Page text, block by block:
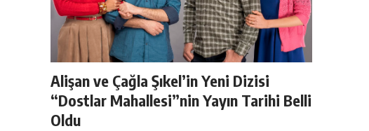
Alişan ve Çağla Şıkel’in Yeni Dizisi
“Dostlar Mahallesi”nin Yayın Tarihi Belli
Oldu